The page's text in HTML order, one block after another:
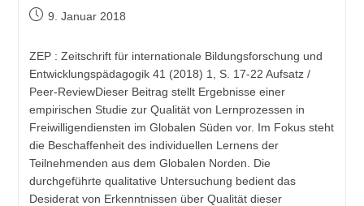
9. Januar 2018
ZEP : Zeitschrift für internationale Bildungsforschung und
Entwicklungspädagogik 41 (2018) 1, S. 17-22 Aufsatz /
Peer-ReviewDieser Beitrag stellt Ergebnisse einer
empirischen Studie zur Qualität von Lernprozessen in
Freiwilligendiensten im Globalen Süden vor. Im Fokus steht
die Beschaffenheit des individuellen Lernens der
Teilnehmenden aus dem Globalen Norden. Die
durchgeführte qualitative Untersuchung bedient das
Desiderat von Erkenntnissen über Qualität dieser